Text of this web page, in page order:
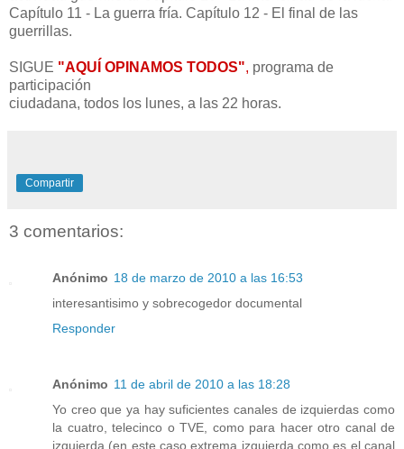
Capítulo 11 - La guerra fría. Capítulo 12 - El final de las
guerrillas.
SIGUE "AQUÍ OPINAMOS TODOS", programa de
participación
ciudadana, todos los lunes, a las 22 horas.
Compartir
3 comentarios:
Anónimo 18 de marzo de 2010 a las 16:53
interesantisimo y sobrecogedor documental
Responder
Anónimo 11 de abril de 2010 a las 18:28
Yo creo que ya hay suficientes canales de izquierdas como
la cuatro, telecinco o TVE, como para hacer otro canal de
izquierda (en este caso extrema izquierda como es el canal